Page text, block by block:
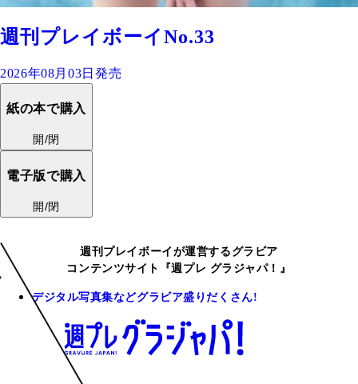
週刊プレイボーイNo.33
2026年08月03日発売
紙の本で購入
開/閉
電子版で購入
開/閉
週刊プレイボーイが運営するグラビア
コンテンツサイト『週プレ グラジャパ！』
デジタル写真集などグラビア盛りだくさん!